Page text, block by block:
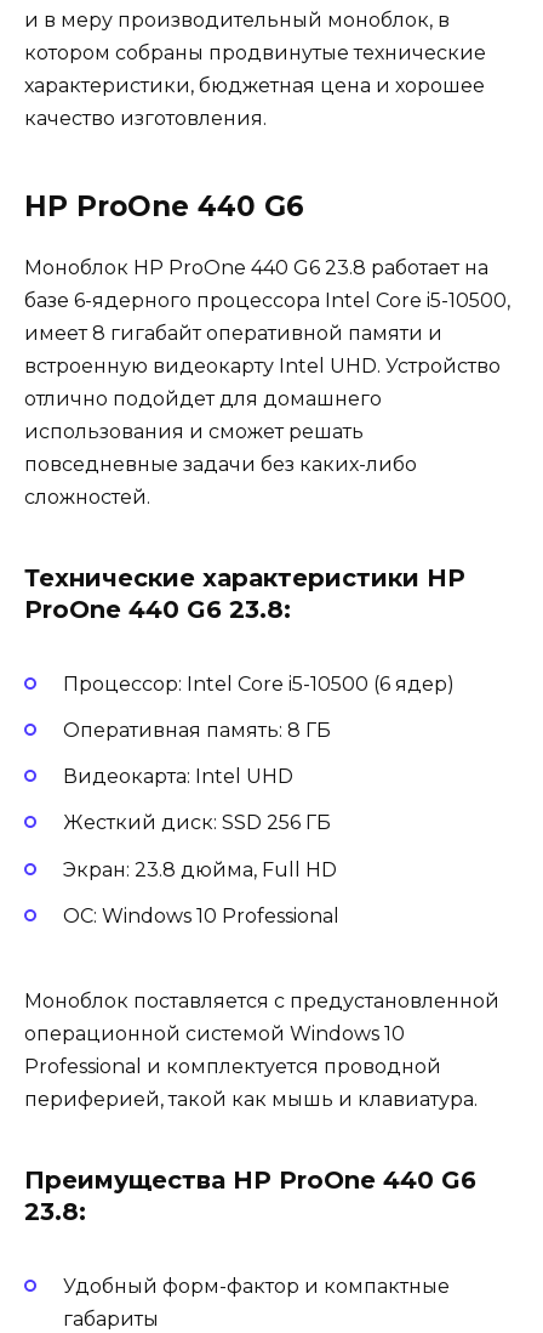
и в меру производительный моноблок, в
котором собраны продвинутые технические
характеристики, бюджетная цена и хорошее
качество изготовления.
HP ProOne 440 G6
Моноблок HP ProOne 440 G6 23.8 работает на
базе 6-ядерного процессора Intel Core i5-10500,
имеет 8 гигабайт оперативной памяти и
встроенную видеокарту Intel UHD. Устройство
отлично подойдет для домашнего
использования и сможет решать
повседневные задачи без каких-либо
сложностей.
Технические характеристики HP
ProOne 440 G6 23.8:
Процессор: Intel Core i5-10500 (6 ядер)
Оперативная память: 8 ГБ
Видеокарта: Intel UHD
Жесткий диск: SSD 256 ГБ
Экран: 23.8 дюйма, Full HD
ОС: Windows 10 Professional
Моноблок поставляется с предустановленной
операционной системой Windows 10
Professional и комплектуется проводной
периферией, такой как мышь и клавиатура.
Преимущества HP ProOne 440 G6
23.8:
Удобный форм-фактор и компактные
габариты